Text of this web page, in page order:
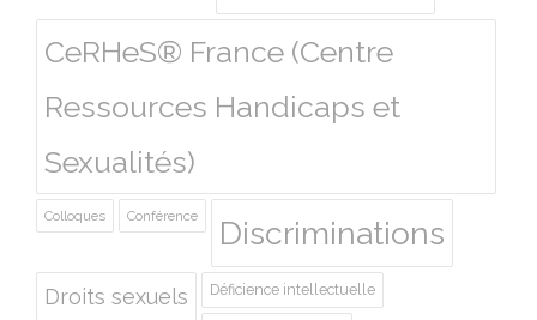
CeRHeS® France (Centre
Ressources Handicaps et
Sexualités)
Colloques Conférence Discriminations
Droits sexuels Déficience intellectuelle